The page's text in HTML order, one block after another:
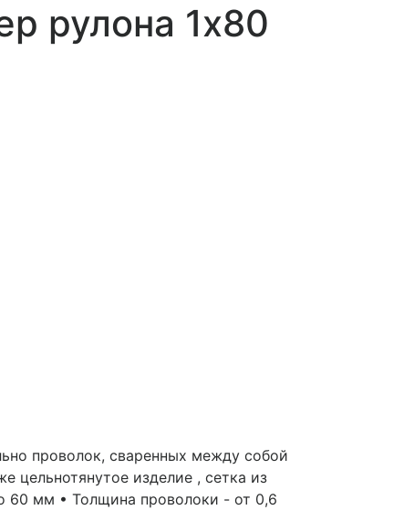
рулона 1х80
проволок, сваренных между собой
цельнотянутое изделие , сетка из
60 мм • Толщина проволоки - от 0,6